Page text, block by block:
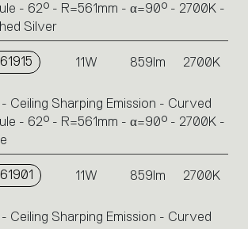
- 62° - R=561mm - α=90° - 2700K -
Silver
11W 859lm 2700K
- Ceiling Sharping Emission - Curved
- 62° - R=561mm - α=90° - 2700K -
11W 859lm 2700K
- Ceiling Sharping Emission - Curved